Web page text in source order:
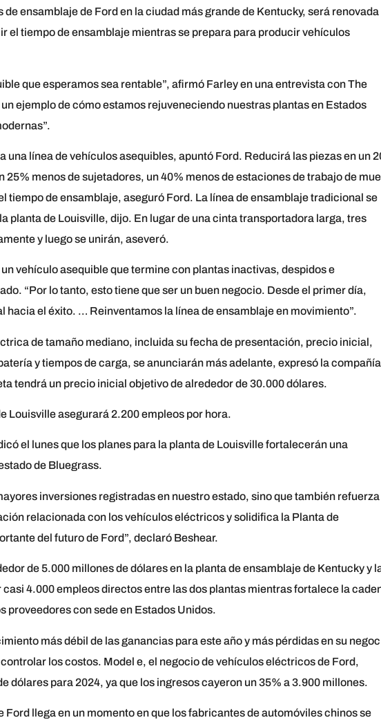
ensamblaje de Ford en la ciudad más grande de Kentucky, será renovada
el tiempo de ensamblaje mientras se prepara para producir vehículos
que esperamos sea rentable”, afirmó Farley en una entrevista con The
ejemplo de cómo estamos rejuveneciendo nuestras plantas en Estados
línea de vehículos asequibles, apuntó Ford. Reducirá las piezas en un
menos de sujetadores, un 40% menos de estaciones de trabajo de
tiempo de ensamblaje, aseguró Ford. La línea de ensamblaje tradicional se
planta de Louisville, dijo. En lugar de una cinta transportadora larga, tres
y luego se unirán, aseveró.
vehículo asequible que termine con plantas inactivas, despidos e
“Por lo tanto, esto tiene que ser un buen negocio. Desde el primer día,
hacia el éxito. … Reinventamos la línea de ensamblaje en movimiento”.
de tamaño mediano, incluida su fecha de presentación, precio inicial,
y tiempos de carga, se anunciarán más adelante, expresó la
tendrá un precio inicial objetivo de alrededor de 30.000 dólares.
Louisville asegurará 2.200 empleos por hora.
el lunes que los planes para la planta de Louisville fortalecerán una
de Bluegrass.
inversiones registradas en nuestro estado, sino que también
relacionada con los vehículos eléctricos y solidifica la Planta de
del futuro de Ford”, declaró Beshear.
de 5.000 millones de dólares en la planta de ensamblaje de Kentucky y
4.000 empleos directos entre las dos plantas mientras fortalece la
proveedores con sede en Estados Unidos.
más débil de las ganancias para este año y más pérdidas en su
los costos. Model e, el negocio de vehículos eléctricos de Ford,
dólares para 2024, ya que los ingresos cayeron un 35% a 3.900 millones.
llega en un momento en que los fabricantes de automóviles chinos se